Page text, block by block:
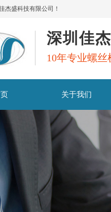
杰盛科技有限公司！
深圳佳
10年专业螺
关于我们